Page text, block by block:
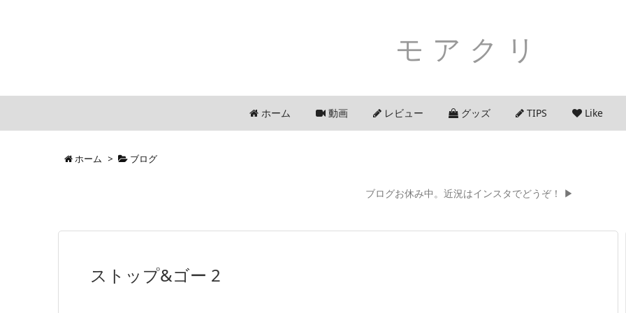
モアクリ
ホーム 動画 レビュー グッズ TIPS Like
ホーム > ブログ
ブログお休み中。近況はインスタでどうぞ！ ▶
ストップ&ゴー 2